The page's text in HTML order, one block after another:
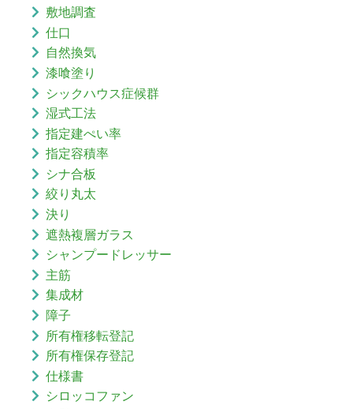
敷地調査
仕口
自然換気
漆喰塗り
シックハウス症候群
湿式工法
指定建ぺい率
指定容積率
シナ合板
絞り丸太
決り
遮熱複層ガラス
シャンプードレッサー
主筋
集成材
障子
所有権移転登記
所有権保存登記
仕様書
シロッコファン